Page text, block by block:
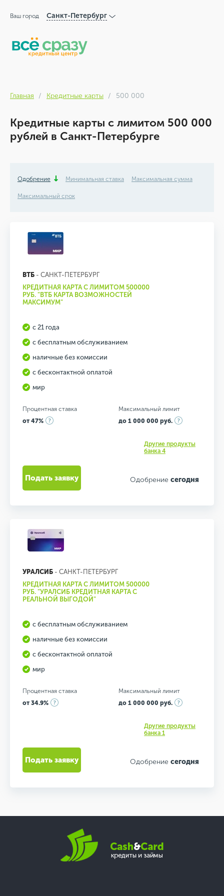
Ваш город Санкт-Петербург
Главная Кредитные карты 500 000
Кредитные карты с лимитом 500 000
рублей в Санкт-Петербурге
Одобрение Минимальная ставка Максимальная сумма
Максимальный срок
ВТБ - САНКТ-ПЕТЕРБУРГ
КРЕДИТНАЯ КАРТА С ЛИМИТОМ 500000
РУБ. "ВТБ КАРТА ВОЗМОЖНОСТЕЙ
МАКСИМУМ"
с 21 года
с бесплатным обслуживанием
наличные без комиссии
с бесконтактной оплатой
мир
Процентная ставка
от 47%
Максимальный лимит
до 1 000 000 руб.
Другие продукты
банка 4
Одобрение сегодня
Подать заявку
УРАЛСИБ - САНКТ-ПЕТЕРБУРГ
КРЕДИТНАЯ КАРТА С ЛИМИТОМ 500000
РУБ. "УРАЛСИБ КРЕДИТНАЯ КАРТА С
РЕАЛЬНОЙ ВЫГОДОЙ"
с бесплатным обслуживанием
наличные без комиссии
с бесконтактной оплатой
мир
Процентная ставка
от 34.9%
Максимальный лимит
до 1 000 000 руб.
Другие продукты
банка 1
Одобрение сегодня
Подать заявку